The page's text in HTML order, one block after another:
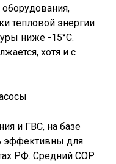
оборудования,
тепловой энергии
ниже -15°С.
хотя и с
и ГВС, на базе
эффективны для
РФ. Средний СОР